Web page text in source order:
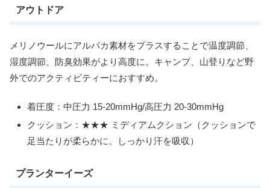
アウトドア
メリノウールにアルパカ素材をプラスすることで温度調節、
湿度調節、防臭効果がより高度に。キャンプ、山登りなど野
外でのアクティビティーにおすすめ。
着圧度：中圧力 15-20mmHg/高圧力 20-30mmHg
クッション：★★★ ミディアムクション（クッションで
足当たりが柔らかに。しっかり汗を吸収）
プランターイーズ